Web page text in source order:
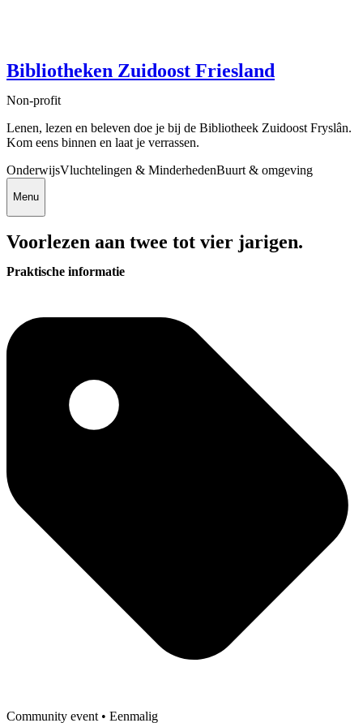
Bibliotheken Zuidoost Friesland
Non-profit
Lenen, lezen en beleven doe je bij de Bibliotheek Zuidoost Fryslân.
Kom eens binnen en laat je verrassen.
OnderwijsVluchtelingen & MinderhedenBuurt & omgeving
Menu
Voorlezen aan twee tot vier jarigen.
Praktische informatie
Community event • Eenmalig